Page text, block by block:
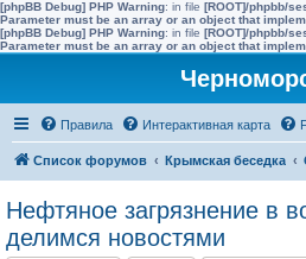
[phpBB Debug] PHP Warning: in file [ROOT]/phpbb/
Parameter must be an array or an object that
[phpBB Debug] PHP Warning: in file [ROOT]/phpbb/
Parameter must be an array or an object that
Правила Интерактивная карта
Список форумов Крымская беседка
Нефтяное загрязнение в
делимся новостями